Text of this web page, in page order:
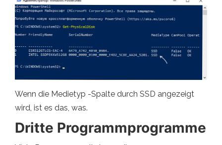
Wenn die Medietyp -Spalte durch SSD angezeigt
wird, ist es das, was.
Dritte Programmprogramme